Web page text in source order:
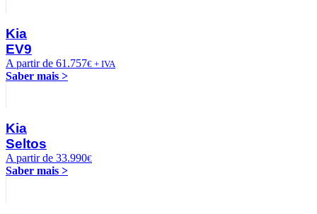
Kia
EV9
A partir de 61.757€ + IVA
Saber mais >
Kia
Seltos
A partir de 33.990€
Saber mais >